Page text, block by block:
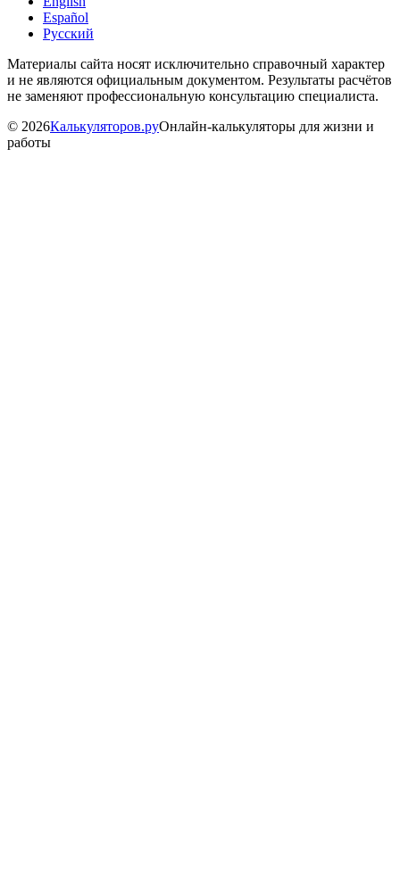
Español
Русский
Материалы сайта носят исключительно справочный характер
и не являются официальным документом. Результаты расчётов
не заменяют профессиональную консультацию специалиста.
© 2026Калькуляторов.руОнлайн-калькуляторы для жизни и
работы